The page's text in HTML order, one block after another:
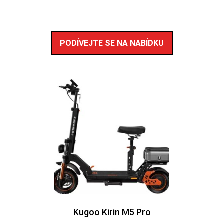
PODÍVEJTE SE NA NABÍDKU
Kugoo Kirin M5 Pro